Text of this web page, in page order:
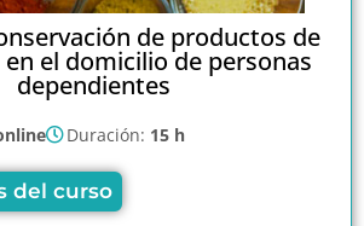
de productos de
el domicilio de personas
dependientes
Duración: 15 h
del curso